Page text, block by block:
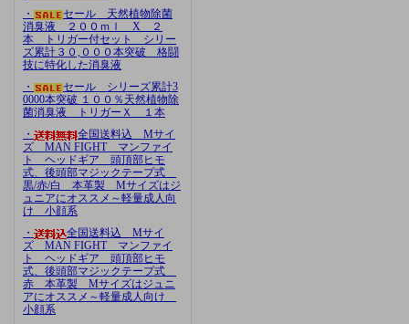
・
セール 天然植物除菌
消臭液 ２００ｍｌ X ２
本 トリガー付セット シリー
ズ累計３０,０００本突破 格闘
技に特化した消臭液
・
セール シリーズ累計3
0000本突破 １００％天然植物除
菌消臭液 トリガーＸ １本
・
全国送料込 Mサイ
ズ MAN FIGHT マンファイ
ト ヘッドギア 頭頂部ヒモ
式、後頭部マジックテープ式
黒/赤/白 本革製 Mサイズはジ
ュニアにオススメ～軽量成人向
け 小顔系
・
全国送料込 Mサイ
ズ MAN FIGHT マンファイ
ト ヘッドギア 頭頂部ヒモ
式、後頭部マジックテープ式
赤 本革製 Mサイズはジュニ
アにオススメ～軽量成人向け
小顔系